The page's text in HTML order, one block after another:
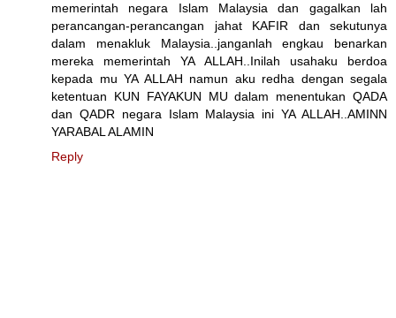
memerintah negara Islam Malaysia dan gagalkan lah
perancangan-perancangan jahat KAFIR dan sekutunya
dalam menakluk Malaysia..janganlah engkau benarkan
mereka memerintah YA ALLAH..Inilah usahaku berdoa
kepada mu YA ALLAH namun aku redha dengan segala
ketentuan KUN FAYAKUN MU dalam menentukan QADA
dan QADR negara Islam Malaysia ini YA ALLAH..AMINN
YARABAL ALAMIN
Reply